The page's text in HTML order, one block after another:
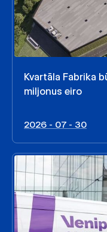
Kvartāla Fabrika
miljonus eiro
2026 - 07 - 30